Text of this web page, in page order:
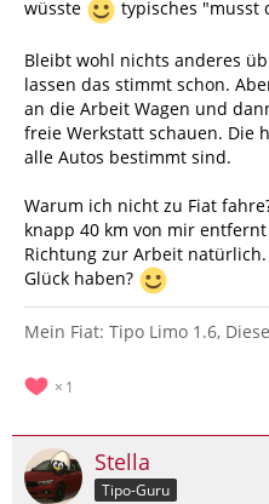
wüsste typisches "musst
Bleibt wohl nichts anderes
lassen das stimmt schon.
an die Arbeit Wagen und
freie Werkstatt schauen. Die
alle Autos bestimmt sind.
Warum ich nicht zu Fiat
knapp 40 km von mir
Richtung zur Arbeit
Glück haben?
Mein Fiat: Tipo Limo 1.6,
1
Stella
Tipo-Guru